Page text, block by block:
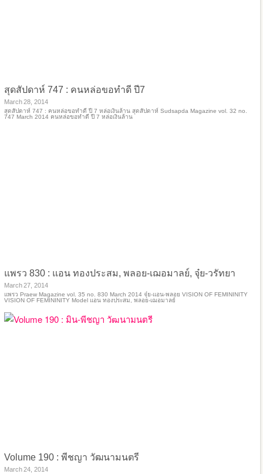
สุดสัปดาห์ 747 : คนหล่อขอทำดี ปี7
March 28, 2014
สุดสัปดาห์ 747 : คนหล่อขอทำดี ปี 7 หล่อเงินล้าน สุดสัปดาห์ Sudsapda Magazine vol. 32 no.
747 March 2014 คนหล่อขอทำดี ปี 7 หล่อเงินล้าน
แพรว 830 : แอน ทองประสม, พลอย-เฌอมาลย์, จุ๋ย-วรัทยา
March 27, 2014
แพรว Praew Magazine vol. 35 no. 830 March 2014 จุ๋ย-แอน-พลอย VISION OF FEMININITY
VISION OF FEMININITY Model แอน ทองประสม, พลอย-เฌอมาลย์
Volume 190 : พีชญา วัฒนามนตรี
March 24, 2014